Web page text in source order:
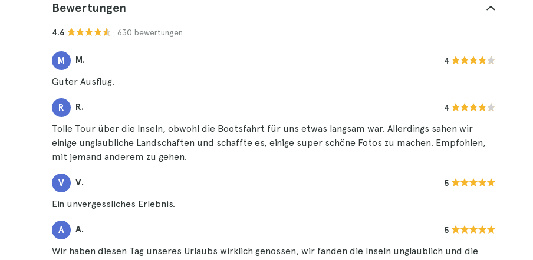
Bewertungen
4.6 · 630 bewertungen
M M. 4
Guter Ausflug.
R R. 4
Tolle Tour über die Inseln, obwohl die Bootsfahrt für uns etwas langsam war. Allerdings sahen wir
einige unglaubliche Landschaften und schaffte es, einige super schöne Fotos zu machen. Empfohlen,
mit jemand anderem zu gehen.
V V. 5
Ein unvergessliches Erlebnis.
A A. 5
Wir haben diesen Tag unseres Urlaubs wirklich genossen, wir fanden die Inseln unglaublich und die